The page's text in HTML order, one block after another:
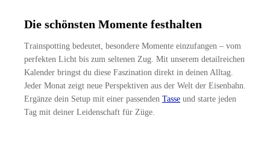
Die schönsten Momente festhalten
Trainspotting bedeutet, besondere Momente einzufangen – vom
perfekten Licht bis zum seltenen Zug. Mit unserem detailreichen
Kalender bringst du diese Faszination direkt in deinen Alltag.
Jeder Monat zeigt neue Perspektiven aus der Welt der Eisenbahn.
Ergänze dein Setup mit einer passenden Tasse und starte jeden
Tag mit deiner Leidenschaft für Züge.